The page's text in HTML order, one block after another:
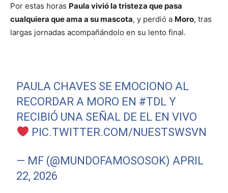
Por estas horas Paula vivió la tristeza que pasa
cualquiera que ama a su mascota, y perdió a Moro, tras
largas jornadas acompañándolo en su lento final.
PAULA CHAVES SE EMOCIONO AL
RECORDAR A MORO EN #TDL Y
RECIBIÓ UNA SEÑAL DE EL EN VIVO
PIC.TWITTER.COM/NUESTSWSVN
— MF (@MUNDOFAMOSOSOK) APRIL
22, 2026